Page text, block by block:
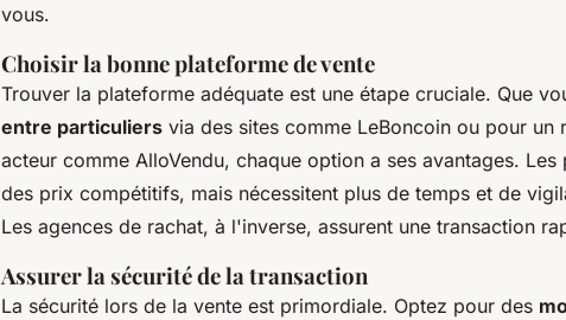
vous.
Choisir la bonne plateforme de vente
Trouver la plateforme adéquate est une étape cruciale. Que
entre particuliers via des sites comme LeBoncoin ou pour un
acteur comme AlloVendu, chaque option a ses avantages.
des prix compétitifs, mais nécessitent plus de temps et de
Les agences de rachat, à l'inverse, assurent une transaction
Assurer la sécurité de la transaction
La sécurité lors de la vente est primordiale. Optez pour des